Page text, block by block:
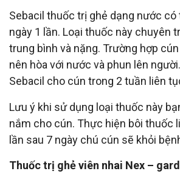
Sebacil thuốc trị ghẻ dạng nước có
ngày 1 lần. Loại thuốc này chuyên
trung bình và nặng. Trường hợp
nên hòa với nước và phun lên
Sebacil cho cún trong 2 tuần liên
Lưu ý khi sử dụng loại thuốc này
nắm cho cún. Thực hiện bôi thuốc
lần sau 7 ngày chú cún sẽ khỏi
Thuốc trị ghẻ viên nhai Nex – gard